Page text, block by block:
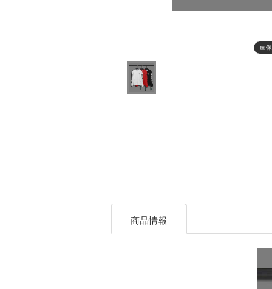
画像
商品情報